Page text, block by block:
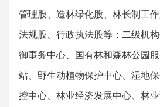
管理股、造林绿化股、林长制工
法规股、行政执法股等；二级机
御事务中心、国有林和森林公园
站、野生动植物保护中心、湿地
控中心、林业经济发展中心、林